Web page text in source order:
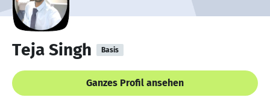
Teja Singh Basis
Ganzes Profil ansehen